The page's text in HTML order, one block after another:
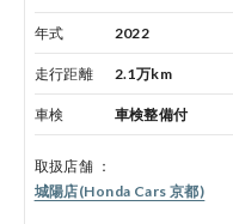
年式 2022
走行距離 2.1万km
車検 車検整備付
取扱店舗
城陽店(Honda Cars 京都)